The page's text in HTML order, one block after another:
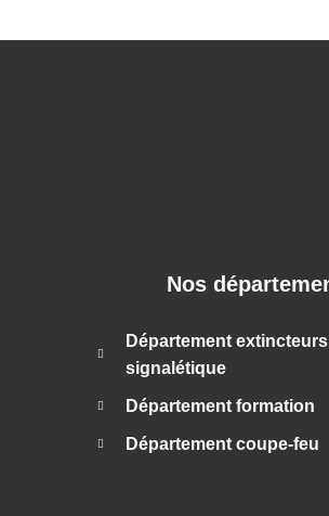
Nos
Département
signalétique
Département formation
Département coupe-feu